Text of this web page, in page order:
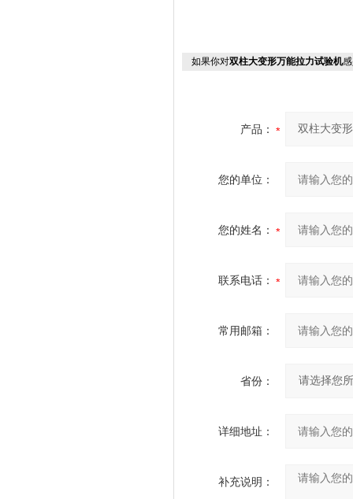
如果你对双柱大变形万能拉力试验机
产品：
您的单位：
您的姓名：
联系电话：
常用邮箱：
省份：
详细地址：
补充说明：